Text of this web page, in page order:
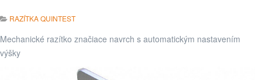
RAZÍTKA QUINTEST
Mechanické razítko značiace navrch s automatickým nastavením
výšky